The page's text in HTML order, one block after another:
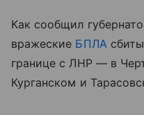
Как сообщил
вражеские БПЛАсбиты
границе с ЛНР — в
Курганском и